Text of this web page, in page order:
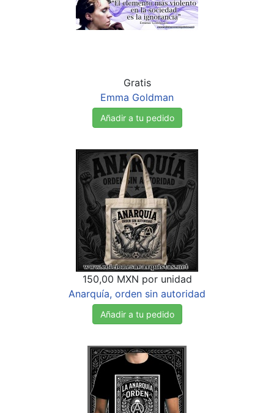
Gratis
Emma Goldman
Añadir a tu pedido
150,00 MXN por unidad
Anarquía, orden sin autoridad
Añadir a tu pedido